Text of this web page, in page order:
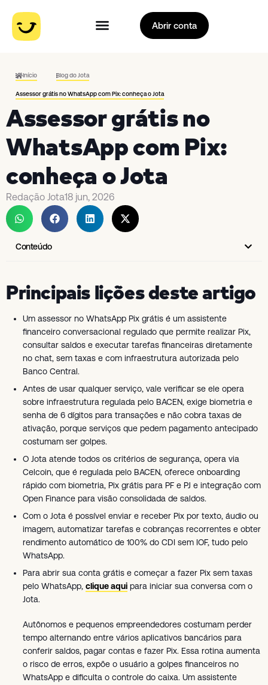
Abrir conta
Início Blog do Jota
Assessor grátis no WhatsApp com Pix: conheça o Jota
Assessor grátis no
WhatsApp com Pix:
conheça o Jota
Redação Jota18 jun, 2026
Conteúdo
Principais lições deste artigo
Um assessor no WhatsApp Pix grátis é um assistente
financeiro conversacional regulado que permite realizar Pix,
consultar saldos e executar tarefas financeiras diretamente
no chat, sem taxas e com infraestrutura autorizada pelo
Banco Central.
Antes de usar qualquer serviço, vale verificar se ele opera
sobre infraestrutura regulada pelo BACEN, exige biometria e
senha de 6 dígitos para transações e não cobra taxas de
ativação, porque serviços que pedem pagamento antecipado
costumam ser golpes.
O Jota atende todos os critérios de segurança, opera via
Celcoin, que é regulada pelo BACEN, oferece onboarding
rápido com biometria, Pix grátis para PF e PJ e integração com
Open Finance para visão consolidada de saldos.
Com o Jota é possível enviar e receber Pix por texto, áudio ou
imagem, automatizar tarefas e cobranças recorrentes e obter
rendimento automático de 100% do CDI sem IOF, tudo pelo
WhatsApp.
Para abrir sua conta grátis e começar a fazer Pix sem taxas
pelo WhatsApp, clique aqui para iniciar sua conversa com o
Jota.
Autônomos e pequenos empreendedores costumam perder
tempo alternando entre vários aplicativos bancários para
conferir saldos, pagar contas e fazer Pix. Essa rotina aumenta
o risco de erros, expõe o usuário a golpes financeiros no
WhatsApp e dificulta o controle do caixa. Um assistente